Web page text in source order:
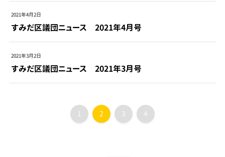
2021年4月2日
すみだ区議団ニュース 2021年4月号
2021年3月2日
すみだ区議団ニュース 2021年3月号
1 2 3 4